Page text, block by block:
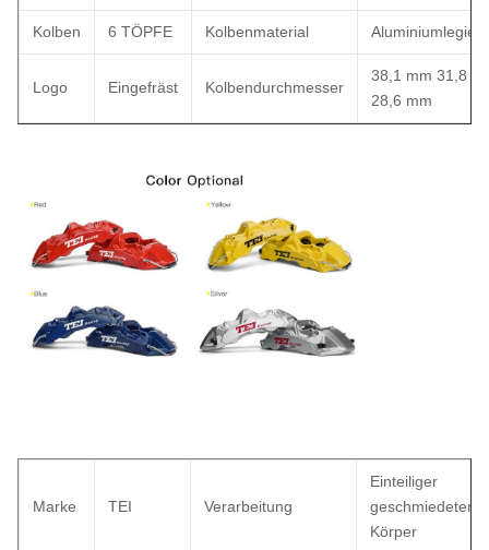
Kolben 6 TÖPFE Kolbenmaterial
Logo Eingefräst Kolbendurchmesser
38,1 mm 31,8
28,6 mm
Marke TEI Verarbeitung
Einteiliger
geschmiedeter
Körper